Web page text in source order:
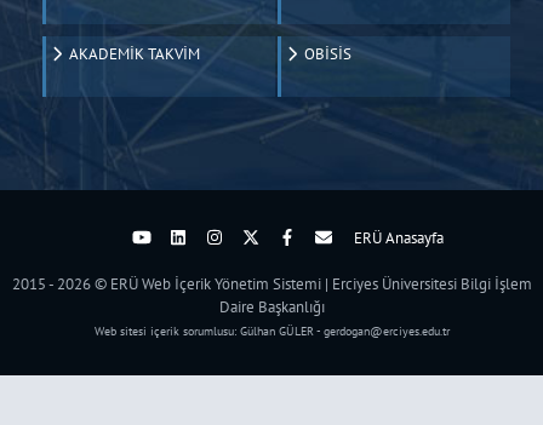
AKADEMİK TAKVİM OBİSİS
ERÜ Anasayfa
2015 - 2026 © ERÜ Web İçerik Yönetim Sistemi | Erciyes Üniversitesi Bilgi İşlem
Daire Başkanlığı
Web sitesi içerik sorumlusu: Gülhan GÜLER - gerdogan@erciyes.edu.tr